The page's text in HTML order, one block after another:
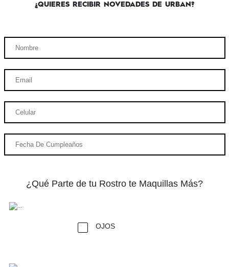
¿QUIERES RECIBIR NOVEDADES DE URBAN?
¿Qué Parte de tu Rostro te Maquillas Más?
OJOS